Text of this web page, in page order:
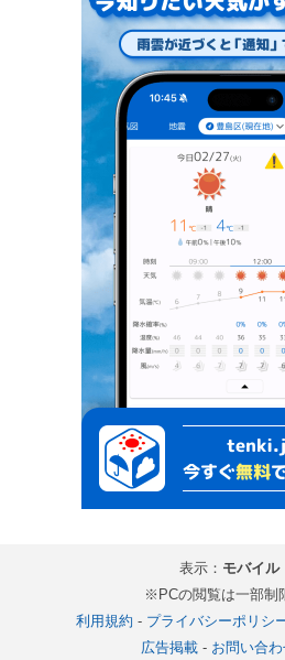
表示： モバイル
※PCの閲覧は一部制
利用規約 - プライバシーポリシ
広告掲載- お問い合